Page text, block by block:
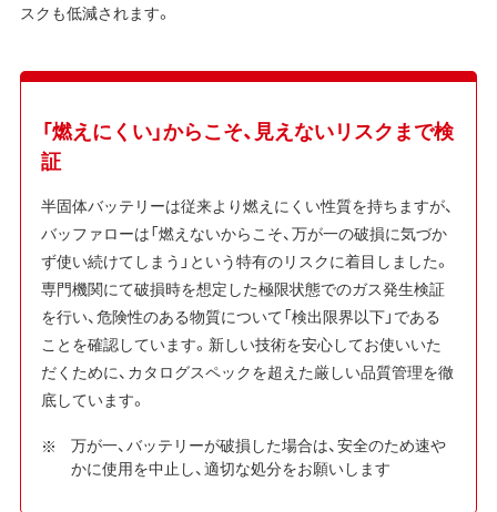
スクも低減されます。
「燃えにくい」からこそ、見えないリスクまで検
証
半固体バッテリーは従来より燃えにくい性質を持ちますが、
バッファローは「燃えないからこそ、万が一の破損に気づか
ず使い続けてしまう」という特有のリスクに着目しました。
専門機関にて破損時を想定した極限状態でのガス発生検証
を行い、危険性のある物質について「検出限界以下」である
ことを確認しています。新しい技術を安心してお使いいた
だくために、カタログスペックを超えた厳しい品質管理を徹
底しています。
万が一、バッテリーが破損した場合は、安全のため速や
かに使用を中止し、適切な処分をお願いします